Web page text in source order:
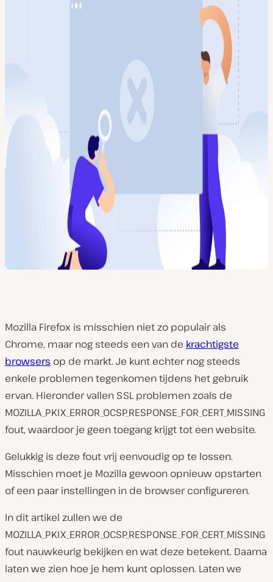
Mozilla Firefox is misschien niet zo populair als
Chrome, maar nog steeds een van de krachtigste
browsers op de markt. Je kunt echter nog steeds
enkele problemen tegenkomen tijdens het gebruik
ervan. Hieronder vallen SSL problemen zoals de
MOZILLA_PKIX_ERROR_OCSP_RESPONSE_FOR_CERT_MISSING
fout, waardoor je geen toegang krijgt tot een website.
Gelukkig is deze fout vrij eenvoudig op te lossen.
Misschien moet je Mozilla gewoon opnieuw opstarten
of een paar instellingen in de browser configureren.
In dit artikel zullen we de
MOZILLA_PKIX_ERROR_OCSP_RESPONSE_FOR_CERT_MISSING
fout nauwkeurig bekijken en wat deze betekent. Daarna
laten we zien hoe je hem kunt oplossen. Laten we